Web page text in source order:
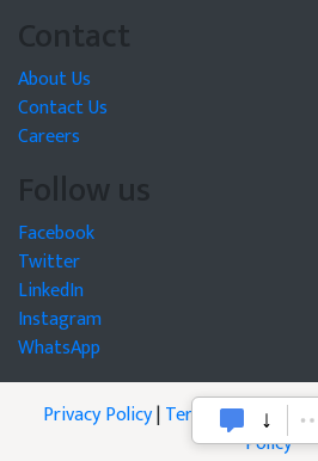
Contact
About Us
Contact Us
Careers
Follow us
Facebook
Twitter
LinkedIn
Instagram
WhatsApp
Privacy Policy|Terms of Service|
Policy